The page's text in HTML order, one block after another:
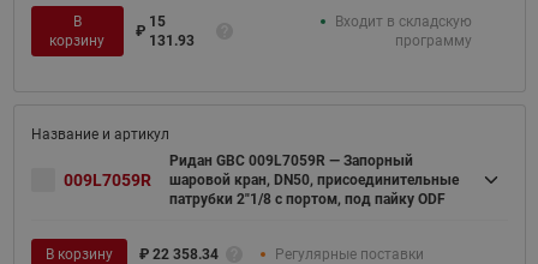
В
корзину
₽
15
131.93
Входит в складскую
программу
009L7059R
Ридан GBC 009L7059R — Запорный
шаровой кран, DN50, присоединительные
патрубки 2"1/8 с портом, под пайку ODF
В корзину ₽ 22 358.34 Регулярные поставки